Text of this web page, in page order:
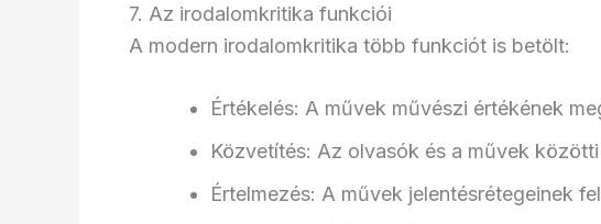
7. Az irodalomkritika funkciói
A modern irodalomkritika több funkciót is betölt:
Értékelés: A művek művészi értékének
Közvetítés: Az olvasók és a művek
Értelmezés: A művek jelentésrétegeinek